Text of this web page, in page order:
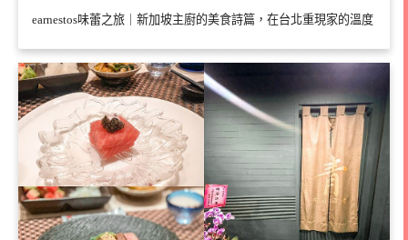
earnestos味蕾之旅｜新加坡主廚的美食詩篇，在台北重現家的溫度